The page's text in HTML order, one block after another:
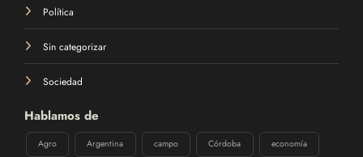
Política
Sin categorizar
Sociedad
Hablamos de
Agro Argentina campo Córdoba economía